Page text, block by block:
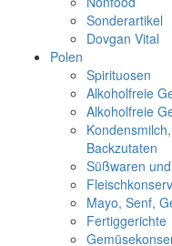
Sonderartikel
Dovgan Vital
Polen
Spirituosen
Alkoholfreie
Alkoholfreie
Backzutaten
Süßwaren
Mayo, Senf,
Fertiggerichte